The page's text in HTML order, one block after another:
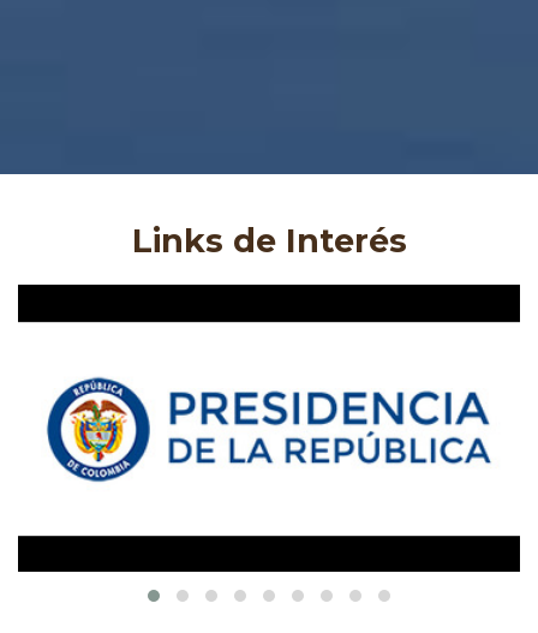
Links de Interés